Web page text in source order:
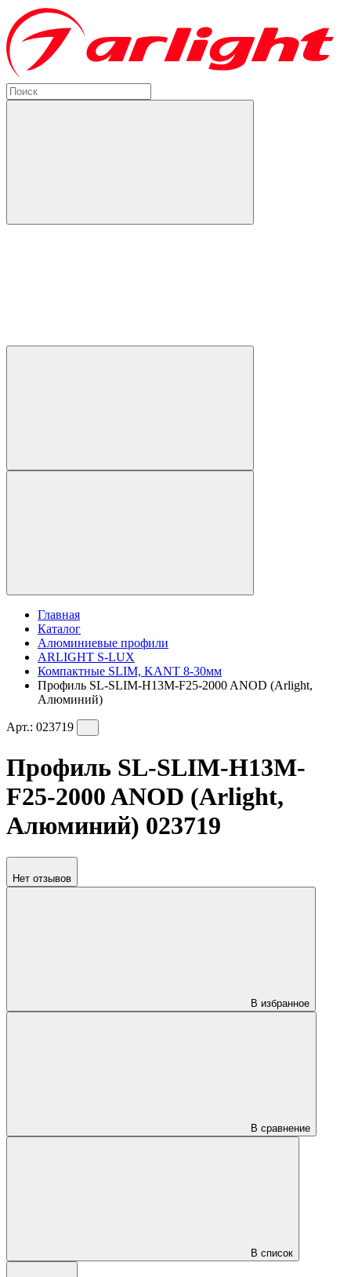
Главная
Каталог
Алюминиевые профили
ARLIGHT S-LUX
Компактные SLIM, KANT 8-30мм
Профиль SL-SLIM-H13M-F25-2000 ANOD (Arlight,
Алюминий)
Арт.: 023719
Профиль SL-SLIM-H13M-
F25-2000 ANOD (Arlight,
Алюминий) 023719
Нет отзывов
В избранное
В сравнение
В список